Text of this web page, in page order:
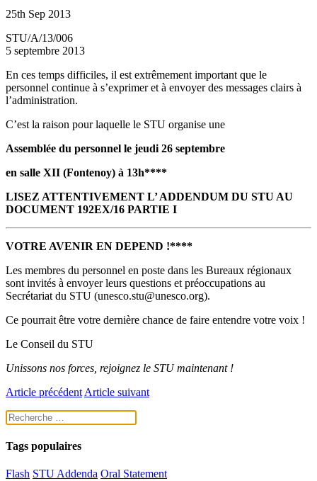
25th Sep 2013
STU/A/13/006
5 septembre 2013
En ces temps difficiles, il est extrêmement important que le
personnel continue à s’exprimer et à envoyer des messages clairs à
l’administration.
C’est la raison pour laquelle le STU organise une
Assemblée du personnel le jeudi 26 septembre
en salle XII (Fontenoy) à 13h****
LISEZ ATTENTIVEMENT L’ ADDENDUM DU STU AU
DOCUMENT 192EX/16 PARTIE I
VOTRE AVENIR EN DEPEND !****
Les membres du personnel en poste dans les Bureaux régionaux
sont invités à envoyer leurs questions et préoccupations au
Secrétariat du STU (unesco.stu@unesco.org).
Ce pourrait être votre dernière chance de faire entendre votre voix !
Le Conseil du STU
Unissons nos forces, rejoignez le STU maintenant !
Article précédent Article suivant
Tags populaires
Flash STU Addenda Oral Statement